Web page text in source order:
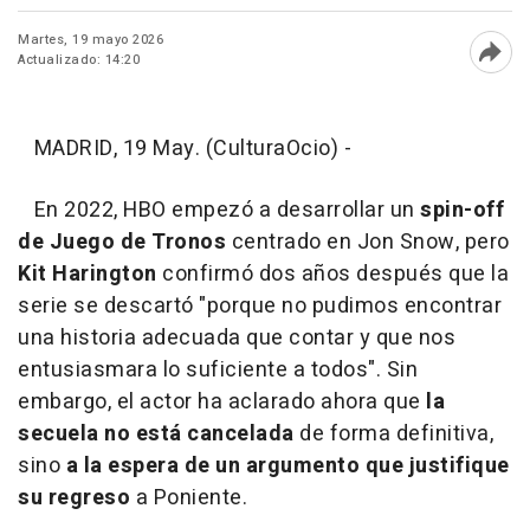
Martes, 19 mayo 2026
Actualizado: 14:20
MADRID, 19 May. (CulturaOcio) -
En 2022, HBO empezó a desarrollar un spin-off
de Juego de Tronos centrado en Jon Snow, pero
Kit Harington confirmó dos años después que la
serie se descartó "porque no pudimos encontrar
una historia adecuada que contar y que nos
entusiasmara lo suficiente a todos". Sin
embargo, el actor ha aclarado ahora que la
secuela no está cancelada de forma definitiva,
sino a la espera de un argumento que justifique
su regreso a Poniente.